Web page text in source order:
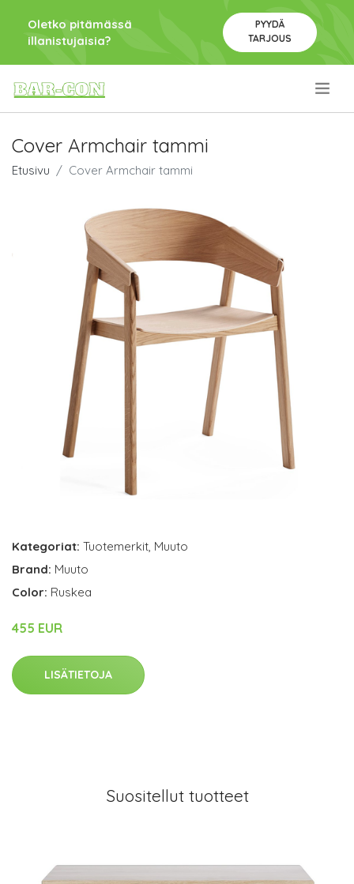
Oletko pitämässä
illanistujaisia?
PYYDÄ
TARJOUS
Cover Armchair tammi
Etusivu Cover Armchair tammi
Kategoriat: Tuotemerkit, Muuto
Brand: Muuto
Color: Ruskea
455 EUR
LISÄTIETOJA
Suositellut tuotteet